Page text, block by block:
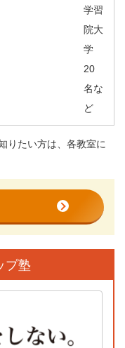
学習
院大
学
20
名な
ど
りたい方は、各教室に
プ塾